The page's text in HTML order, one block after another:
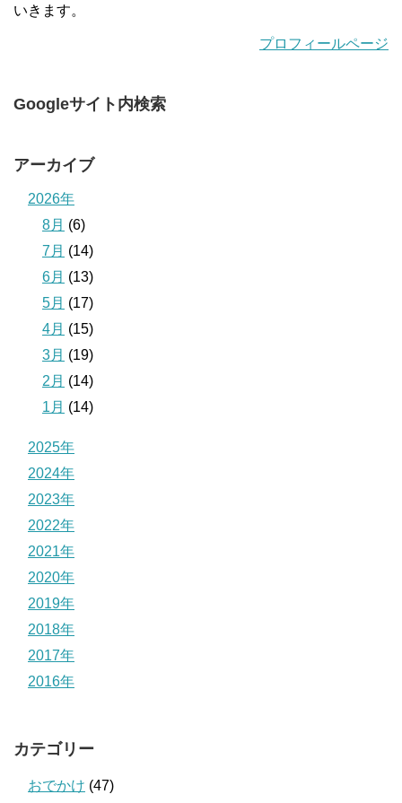
いきます。
プロフィールページ
Googleサイト内検索
アーカイブ
2026年
8月 (6)
7月 (14)
6月 (13)
5月 (17)
4月 (15)
3月 (19)
2月 (14)
1月 (14)
2025年
2024年
2023年
2022年
2021年
2020年
2019年
2018年
2017年
2016年
カテゴリー
おでかけ (47)